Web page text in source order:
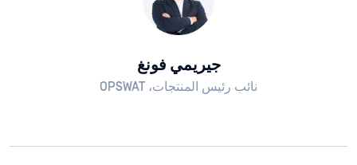
جيريمي فونغ
نائب رئيس المنتجات، OPSWAT